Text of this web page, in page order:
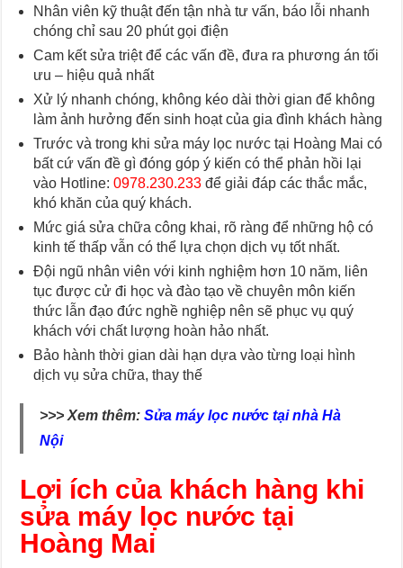
Nhân viên kỹ thuật đến tận nhà tư vấn, báo lỗi nhanh
chóng chỉ sau 20 phút gọi điện
Cam kết sửa triệt để các vấn đề, đưa ra phương án tối
ưu – hiệu quả nhất
Xử lý nhanh chóng, không kéo dài thời gian để không
làm ảnh hưởng đến sinh hoạt của gia đình khách hàng
Trước và trong khi sửa máy lọc nước tại Hoàng Mai có
bất cứ vấn đề gì đóng góp ý kiến có thể phản hồi lại
vào Hotline:0978.230.233 để giải đáp các thắc mắc,
khó khăn của quý khách.
Mức giá sửa chữa công khai, rõ ràng để những hộ có
kinh tế thấp vẫn có thể lựa chọn dịch vụ tốt nhất.
Đội ngũ nhân viên với kinh nghiệm hơn 10 năm, liên
tục được cử đi học và đào tạo về chuyên môn kiến
thức lẫn đạo đức nghề nghiệp nên sẽ phục vụ quý
khách với chất lượng hoàn hảo nhất.
Bảo hành thời gian dài hạn dựa vào từng loại hình
dịch vụ sửa chữa, thay thế
>>> Xem thêm:Sửa máy lọc nước tại nhà Hà
Nội
Lợi ích của khách hàng khi
sửa máy lọc nước tại
Hoàng Mai